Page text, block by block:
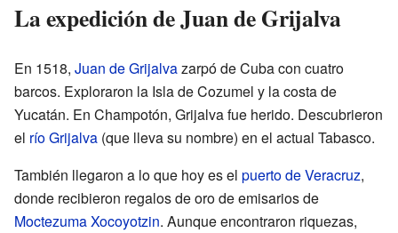
La expedición de Juan de Grijalva
En 1518, Juan de Grijalvazarpó de Cuba con cuatro
barcos. Exploraron la Isla de Cozumel y la costa de
Yucatán. En Champotón, Grijalva fue herido. Descubrieron
el río Grijalva (que lleva su nombre) en el actual Tabasco.
También llegaron a lo que hoy es el puerto de Veracruz,
donde recibieron regalos de oro de emisarios de
Moctezuma Xocoyotzin. Aunque encontraron riquezas,